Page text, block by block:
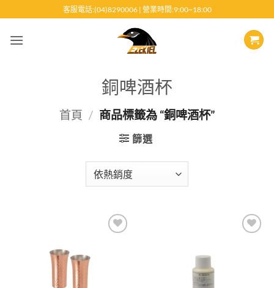
至
客服電話:(04)8290006 | 營業時間:9:00~18:00
銅啤酒杯
首頁 / 商品標籤為 “銅啤酒杯”
篩選